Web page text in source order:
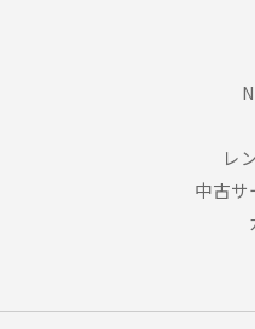
レ
中古サ